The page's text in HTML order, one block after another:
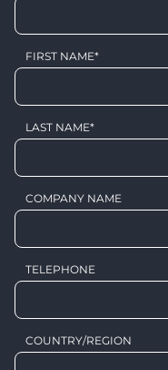
FIRST NAME*
LAST NAME*
COMPANY NAME
TELEPHONE
COUNTRY/REGION